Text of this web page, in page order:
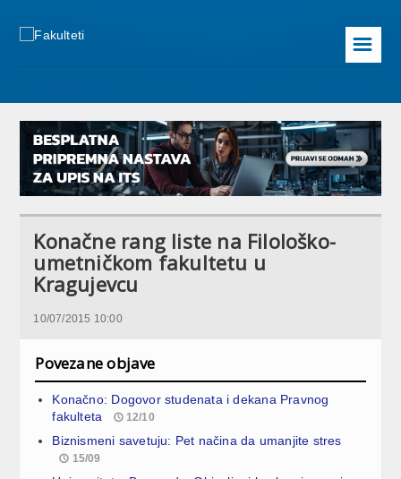
☰
Konačne rang liste na Filološko-
umetničkom fakultetu u
Kragujevcu
10/07/2015 10:00
Povezane objave
Konačno: Dogovor studenata i dekana Pravnog
fakulteta
12/10
Biznismeni savetuju: Pet načina da umanjite stres
15/09